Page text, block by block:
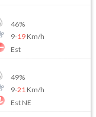
46%
9-19Km/h
Est
49%
9-21Km/h
Est NE